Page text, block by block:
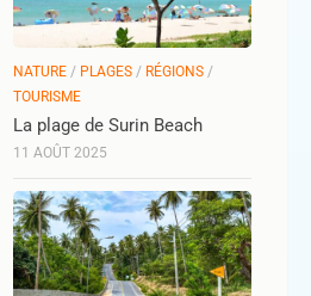
NATURE / PLAGES / RÉGIONS /
TOURISME
La plage de Surin Beach
11 AOÛT 2025